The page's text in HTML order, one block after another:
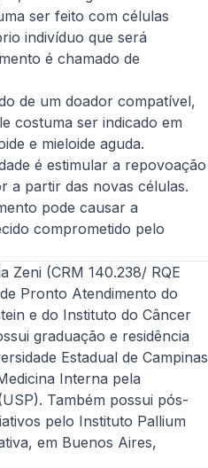
ser feito com células
indivíduo que será
é chamado de
de um doador compatível,
costuma ser indicado em
e mieloide aguda.
é estimular a repovoação
a partir das novas células.
pode causar a
comprometido pelo
Zeni (CRM 140.238/ RQE
Pronto Atendimento do
e do Instituto do Câncer
graduação e residência
Estadual de Campinas
Interna pela
Também possui pós-
pelo Instituto Pallium
em Buenos Aires,